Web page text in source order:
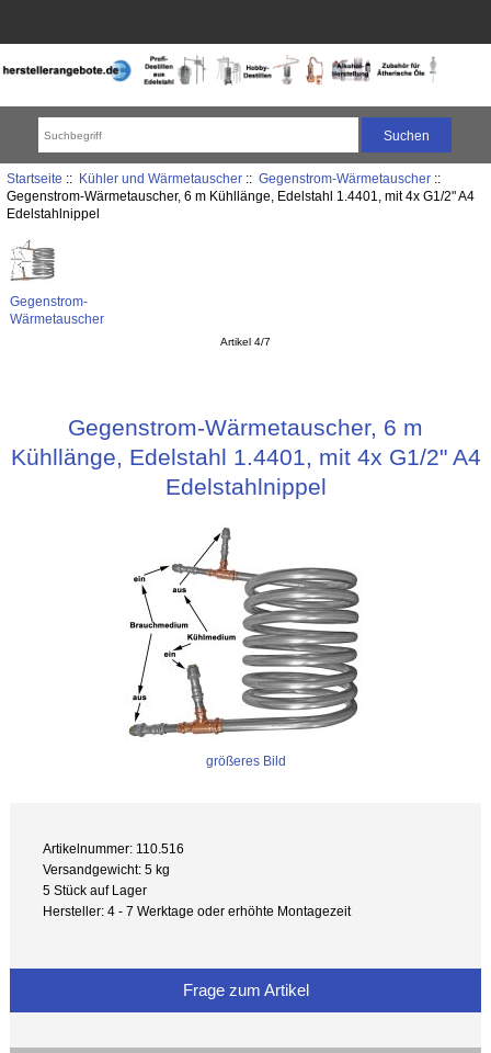
Startseite :: Kühler und Wärmetauscher:: Gegenstrom-Wärmetauscher::
Gegenstrom-Wärmetauscher, 6 m Kühllänge, Edelstahl 1.4401, mit 4x G1/2" A4
Edelstahlnippel
Gegenstrom-
Wärmetauscher
Artikel 4/7
Gegenstrom-Wärmetauscher, 6 m
Kühllänge, Edelstahl 1.4401, mit 4x G1/2" A4
Edelstahlnippel
größeres Bild
Artikelnummer: 110.516
Versandgewicht: 5 kg
5 Stück auf Lager
Hersteller: 4 - 7 Werktage oder erhöhte Montagezeit
Frage zum Artikel